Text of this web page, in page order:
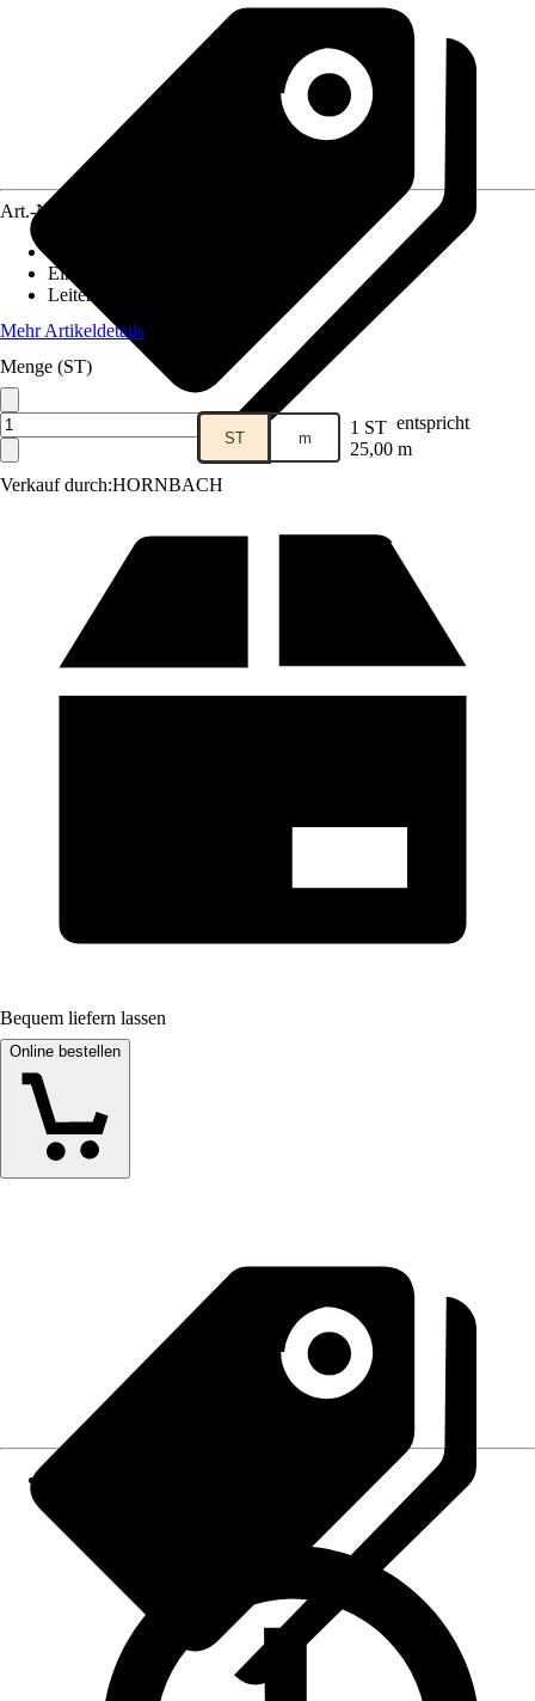
Verkauf durch:HORNBACH
Art.-Nr.
Einheit
Leiterquerschnitt
Mehr Artikeldetails
Menge (ST)
ST m 1 ST entspricht
25,00 m
Bequem liefern lassen
Online bestellen